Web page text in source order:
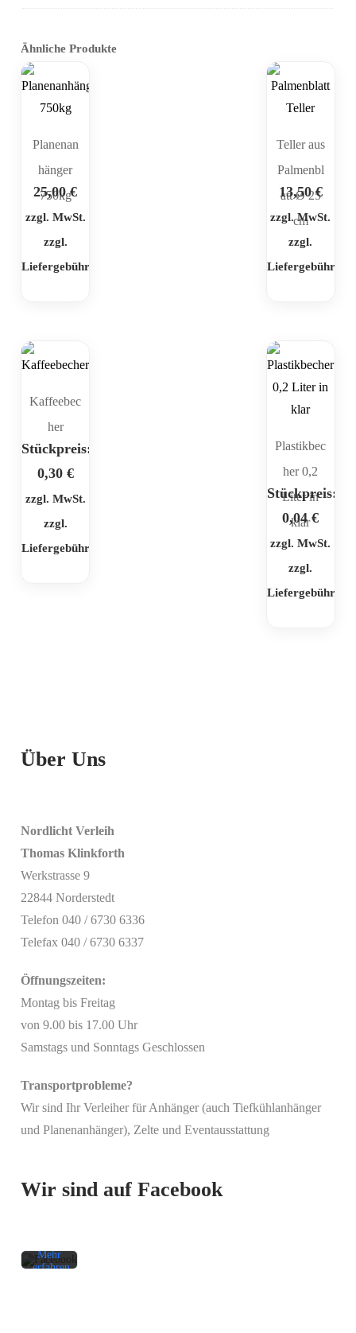
Ähnliche Produkte
Planenan
hänger
750kg
25,00€
zzgl. MwSt.
zzgl.
Liefergebühr
Teller aus
Palmenbl
att Ø 25
cm
13,50€
zzgl. MwSt.
zzgl.
Liefergebühr
Kaffeebec
her
Stückpreis:
0,30 €
zzgl. MwSt.
zzgl.
Liefergebühr
Plastikbec
her 0,2
Liter in
klar
Stückpreis:
0,04€
zzgl. MwSt.
zzgl.
Liefergebühr
Über Uns
Nordlicht Verleih
Thomas Klinkforth
Werkstrasse 9
22844 Norderstedt
Telefon 040 / 6730 6336
Telefax 040 / 6730 6337
Öffnungszeiten:
Montag bis Freitag
von 9.00 bis 17.00 Uhr
Samstags und Sonntags Geschlossen
Transportprobleme?
Wir sind Ihr Verleiher für Anhänger (auch Tiefkühlanhänger
und Planenanhänger), Zelte und Eventausstattung
Wir sind auf Facebook
Mit
akzeptieren
Mehr
erfahren